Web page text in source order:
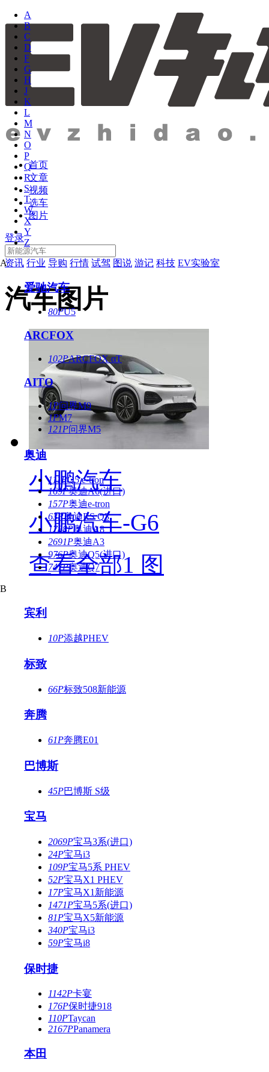
首页
文章
视频
选车
图片
登录
资讯 行业 导购 行情 试驾 图说 游记 科技 EV实验室
汽车图片
A
B
C
D
F
G
H
J
K
L
M
N
O
P
Q
R
S
T
W
X
Y
Z
A
爱驰汽车
80PU5
ARCFOX
102PARCFOX αT
AITO
1P问界M9
1PM7
121P问界M5
奥迪
111PQ5 e-tron
169P奥迪A6(进口)
157P奥迪e-tron
63P奥迪RS Q3
1788P奥迪A8
2691P奥迪A3
976P奥迪Q5(进口)
747P奥迪Q7
B
宾利
10P添越PHEV
标致
66P标致508新能源
奔腾
61P奔腾E01
巴博斯
45P巴博斯 S级
宝马
2069P宝马3系(进口)
24P宝马i3
109P宝马5系 PHEV
52P宝马X1 PHEV
17P宝马X1新能源
1471P宝马5系(进口)
81P宝马X5新能源
340P宝马i3
59P宝马i8
保时捷
1142P卡宴
176P保时捷918
110PTaycan
2167PPanamera
本田
小鹏汽车
小鹏汽车-G6
查看全部1 图